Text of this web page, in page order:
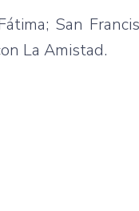
San
La Amistad.